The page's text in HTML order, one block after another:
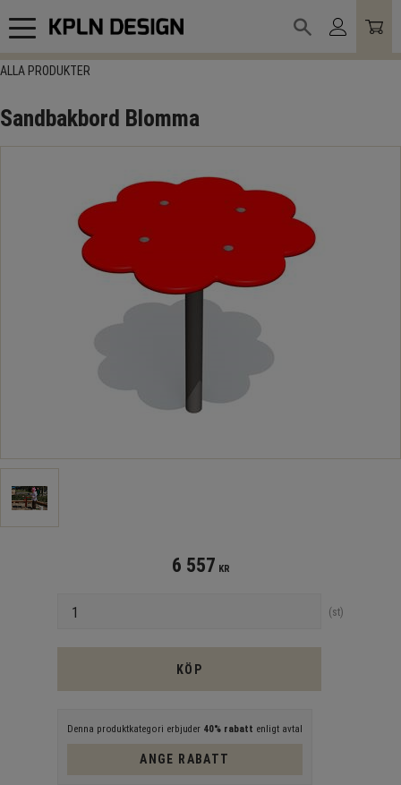
Meny
ALLA PRODUKTER
Sandbakbord Blomma
6 557 KR
st
KÖP
Denna produktkategori erbjuder 40% rabatt enligt avtal
ANGE RABATT